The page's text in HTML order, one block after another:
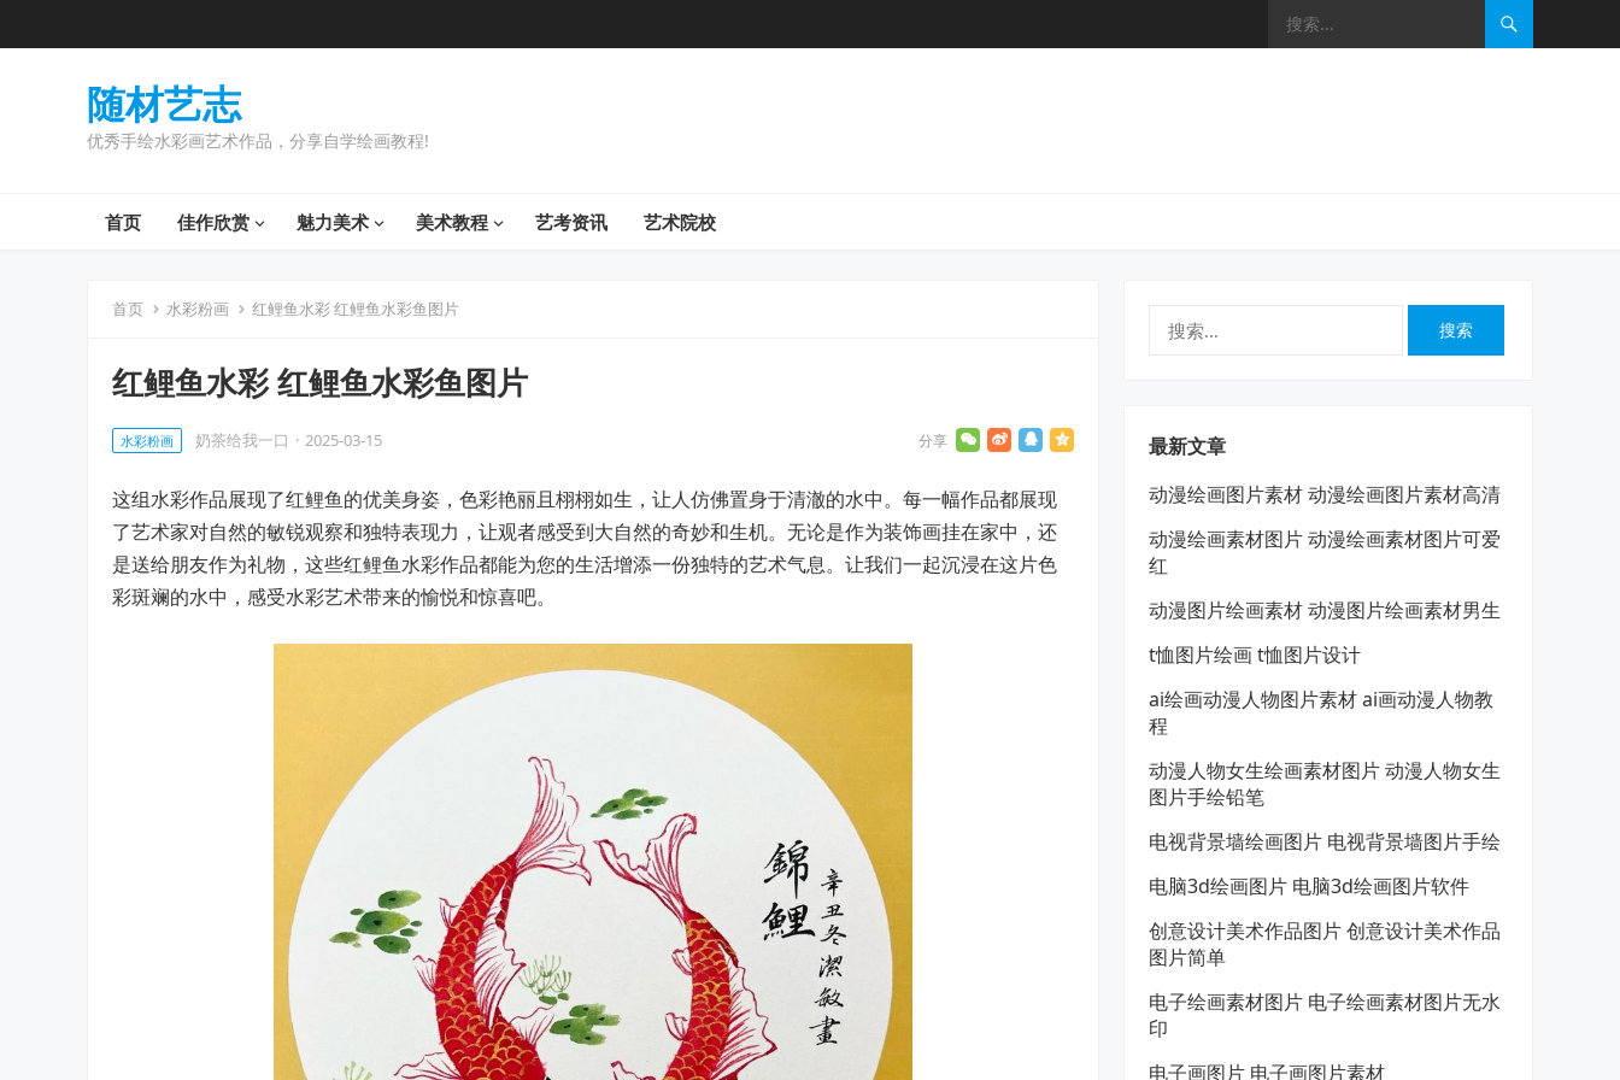
随材艺志
优秀手绘水彩画艺术作品，分享自学绘画教程!
首页 佳作欣赏 魅力美术 美术教程 艺考资讯 艺术院校
首页 水彩粉画 红鲤鱼水彩 红鲤鱼水彩鱼图片
红鲤鱼水彩 红鲤鱼水彩鱼图片
水彩粉画 奶茶给我一口 · 2025-03-15
这组水彩作品展现了红鲤鱼的优美身姿，色彩艳丽且栩栩如生，让人仿佛置身于清澈的水中。每一幅作品都展现
了艺术家对自然的敏锐观察和独特表现力，让观者感受到大自然的奇妙和生机。无论是作为装饰画挂在家中，还
是送给朋友作为礼物，这些红鲤鱼水彩作品都能为您的生活增添一份独特的艺术气息。让我们一起沉浸在这片色
彩斑斓的水中，感受水彩艺术带来的愉悦和惊喜吧。
最新文章
动漫绘画图片素材 动漫绘画图片素材高清
动漫绘画素材图片 动漫绘画素材图片可爱
红
动漫图片绘画素材 动漫图片绘画素材男生
t恤图片绘画 t恤图片设计
ai绘画动漫人物图片素材 ai画动漫人物教
程
动漫人物女生绘画素材图片 动漫人物女生
图片手绘铅笔
电视背景墙绘画图片 电视背景墙图片手绘
电脑3d绘画图片 电脑3d绘画图片软件
创意设计美术作品图片 创意设计美术作品
图片简单
电子绘画素材图片 电子绘画素材图片无水
印
电子画图片 电子画图片素材